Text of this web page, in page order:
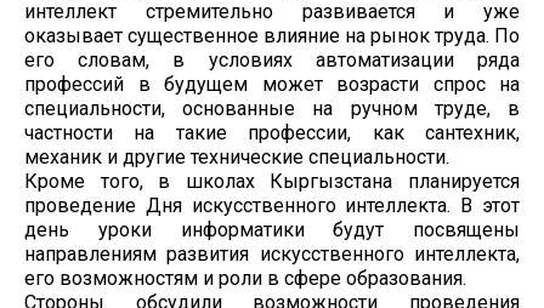
интеллект стремительно развивается и уже
оказывает существенное влияние на рынок труда. По
его словам, в условиях автоматизации ряда
профессий в будущем может возрасти спрос на
специальности, основанные на ручном труде, в
частности на такие профессии, как сантехник,
механик и другие технические специальности.
Кроме того, в школах Кыргызстана планируется
проведение Дня искусственного интеллекта. В этот
день уроки информатики будут посвящены
направлениям развития искусственного интеллекта,
его возможностям и роли в сфере образования.
Стороны обсудили возможности проведения